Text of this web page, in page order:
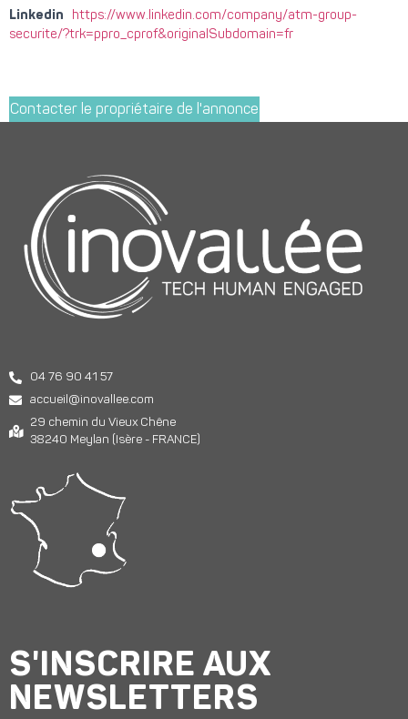
Linkedin
https://www.linkedin.com/company/atm-group-
securite/?trk=ppro_cprof&originalSubdomain=fr
Contacter le propriétaire de l'annonce
04 76 90 41 57
accueil@inovallee.com
29 chemin du Vieux Chêne
38240 Meylan (Isère - FRANCE)
S'INSCRIRE AUX
NEWSLETTERS